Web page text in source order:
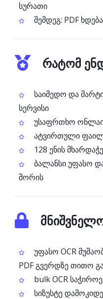
სურათი
შემდეგ: PDF
რატომ
საიმედო და
სერვისი
უსაფრთხო
ატვირთული
128 ენის
ბალანსი უფასო
შორის
უფასო OCR
PDF გვერდზე თითო
bulk OCR
სიზუსტე